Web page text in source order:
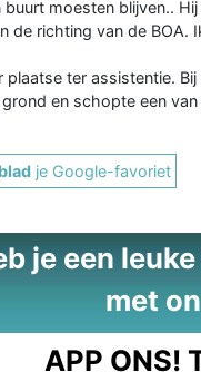
buurt moesten blijven..
de richting van de BOA.
plaatse ter assistentie.
en schopte een
je Google-favoriet
je een
met
APP ONS!